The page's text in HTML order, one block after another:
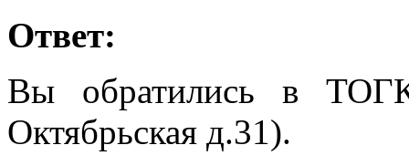
Ответ:
Вы обратились в
Октябрьская д.31).